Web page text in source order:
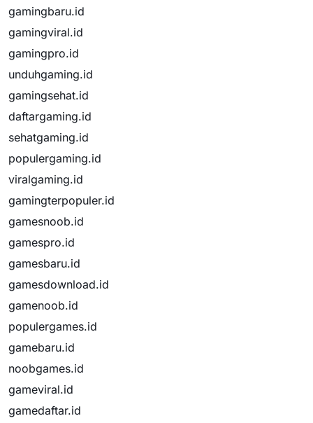
gamingbaru.id
gamingviral.id
gamingpro.id
unduhgaming.id
gamingsehat.id
daftargaming.id
sehatgaming.id
populergaming.id
viralgaming.id
gamingterpopuler.id
gamesnoob.id
gamespro.id
gamesbaru.id
gamesdownload.id
gamenoob.id
populergames.id
gamebaru.id
noobgames.id
gameviral.id
gamedaftar.id